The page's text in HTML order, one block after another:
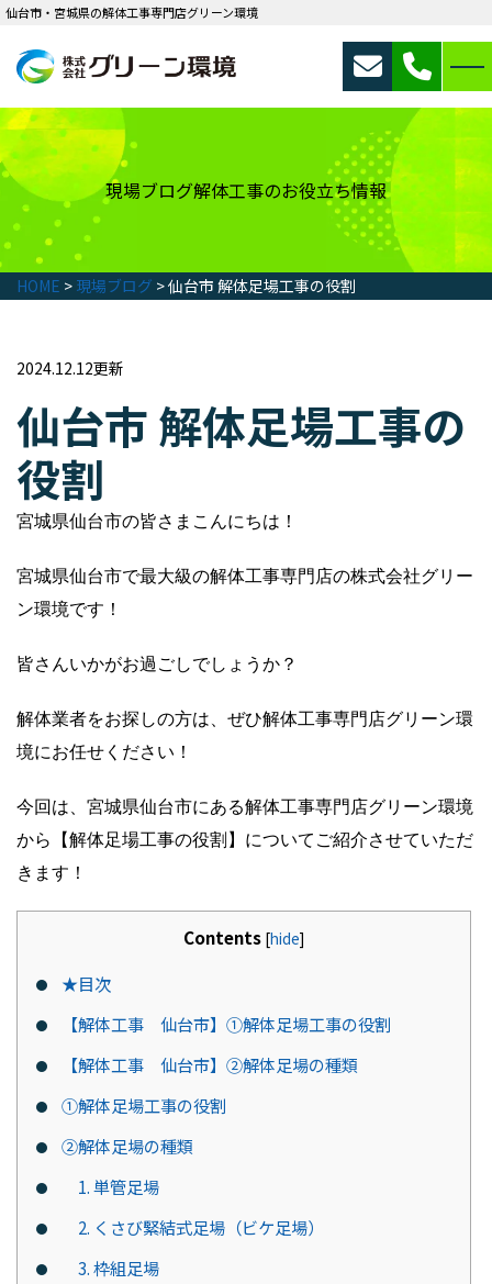
仙台市・宮城県の解体工事専門店グリーン環境
現場ブログ解体工事のお役立ち情報
HOME > 現場ブログ >仙台市 解体足場工事の役割
2024.12.12更新
仙台市 解体足場工事の
役割
宮城県仙台市の皆さまこんにちは！
宮城県仙台市で最大級の解体工事専門店の株式会社グリー
ン環境です！
皆さんいかがお過ごしでしょうか？
解体業者をお探しの方は、ぜひ解体工事専門店グリーン環
境にお任せください！
今回は、宮城県仙台市にある解体工事専門店グリーン環境
から【解体足場工事の役割】についてご紹介させていただ
きます！
Contents [hide]
★目次
【解体工事 仙台市】①解体足場工事の役割
【解体工事 仙台市】②解体足場の種類
①解体足場工事の役割
②解体足場の種類
1. 単管足場
2. くさび緊結式足場（ビケ足場）
3. 枠組足場